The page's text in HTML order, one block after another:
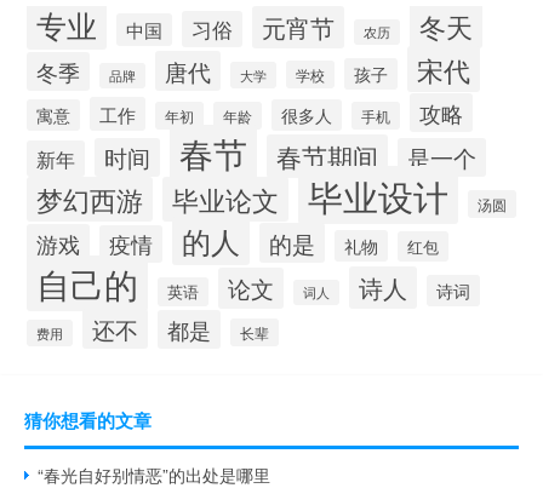
专业 中国 习俗 元宵节 农历 冬天
冬季 品牌 唐代 大学 学校 孩子 宋代
寓意 工作 年初 年龄 很多人 手机 攻略
新年 时间 春节 春节期间 是一个
梦幻西游 毕业论文 毕业设计 汤圆
游戏 疫情 的人 的是 礼物 红包
自己的 英语 论文 词人 诗人 诗词
费用 还不 都是 长辈
猜你想看的文章
“春光自好别情恶”的出处是哪里